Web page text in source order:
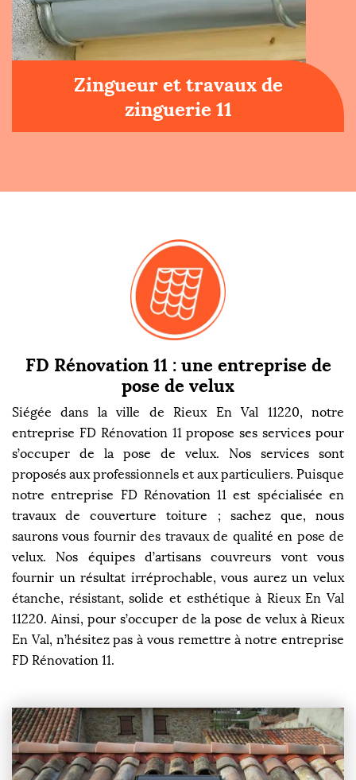
Zingueur et travaux de
zinguerie 11
FD Rénovation 11 : une entreprise de
pose de velux
Siégée dans la ville de Rieux En Val 11220, notre
entreprise FD Rénovation 11 propose ses services pour
s’occuper de la pose de velux. Nos services sont
proposés aux professionnels et aux particuliers. Puisque
notre entreprise FD Rénovation 11 est spécialisée en
travaux de couverture toiture ; sachez que, nous
saurons vous fournir des travaux de qualité en pose de
velux. Nos équipes d’artisans couvreurs vont vous
fournir un résultat irréprochable, vous aurez un velux
étanche, résistant, solide et esthétique à Rieux En Val
11220. Ainsi, pour s’occuper de la pose de velux à Rieux
En Val, n’hésitez pas à vous remettre à notre entreprise
FD Rénovation 11.